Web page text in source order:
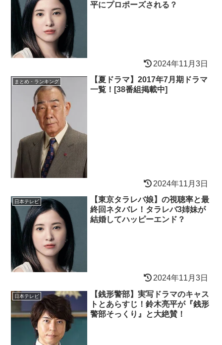
平にプロポーズされる？
2024年11月3日
まとめ・ランキング
【夏ドラマ】2017年7月期ドラマ
一覧！[38番組掲載中]
2024年11月3日
日本テレビ
【東京タラレバ娘】の視聴率と最
終回ネタバレ！タラレバ3姉妹が
結婚してハッピーエンド？
2024年11月3日
日本テレビ
【銭形警部】実写ドラマのキャス
トとあらすじ！鈴木亮平が『銭形
警部そっくり』と大絶賛！